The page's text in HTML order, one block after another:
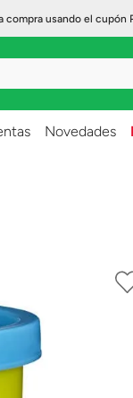
usando el cupón
Novedades